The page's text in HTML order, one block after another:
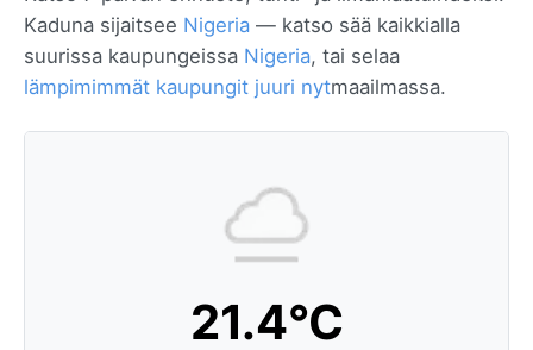
Kaduna sijaitsee Nigeria — katso sää kaikkialla
suurissa kaupungeissa Nigeria, tai selaa
lämpimimmät kaupungit juuri nytmaailmassa.
21.4°C